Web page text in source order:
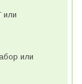
или
или